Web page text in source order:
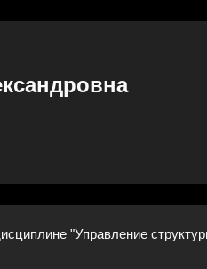
"Управление